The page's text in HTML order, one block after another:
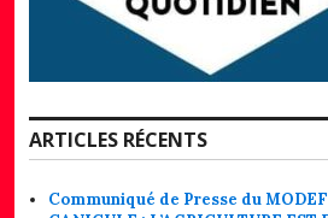
ARTICLES RÉCENTS
Communiqué de Presse du